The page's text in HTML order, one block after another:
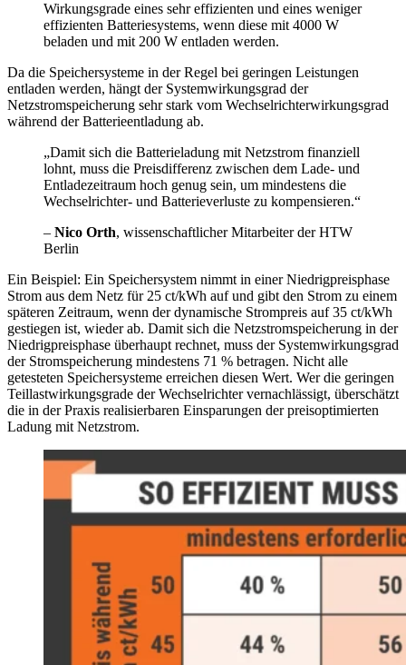
Wirkungsgrade eines sehr effizienten und eines weniger
effizienten Batteriesystems, wenn diese mit 4000 W
beladen und mit 200 W entladen werden.
Da die Speichersysteme in der Regel bei geringen Leistungen
entladen werden, hängt der Systemwirkungsgrad der
Netzstromspeicherung sehr stark vom Wechselrichterwirkungsgrad
während der Batterieentladung ab.
„Damit sich die Batterieladung mit Netzstrom finanziell
lohnt, muss die Preisdifferenz zwischen dem Lade- und
Entladezeitraum hoch genug sein, um mindestens die
Wechselrichter- und Batterieverluste zu kompensieren.“
– Nico Orth, wissenschaftlicher Mitarbeiter der HTW
Berlin
Ein Beispiel: Ein Speichersystem nimmt in einer Niedrig­preisphase
Strom aus dem Netz für 25 ct/kWh auf und gibt den Strom zu einem
späteren Zeitraum, wenn der dynamische Strompreis auf 35 ct/kWh
gestiegen ist, wieder ab. Damit sich die Netzstromspeicherung in der
Niedrigpreis­phase überhaupt rechnet, muss der Systemwirkungsgrad
der Strom­speicherung mindestens 71 % betragen. Nicht alle
getesteten Speicher­systeme erreichen diesen Wert. Wer die geringen
Teillast­wirkungsgrade der Wechselrichter vernachlässigt, überschätzt
die in der Praxis realisier­baren Einsparungen der preisoptimierten
Ladung mit Netzstrom.